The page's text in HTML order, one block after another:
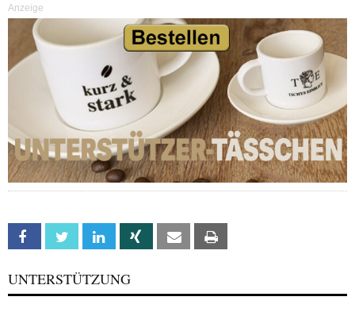
Anzeige
Facebook Twitter Linkedin Xing Email
UNTERSTÜTZUNG